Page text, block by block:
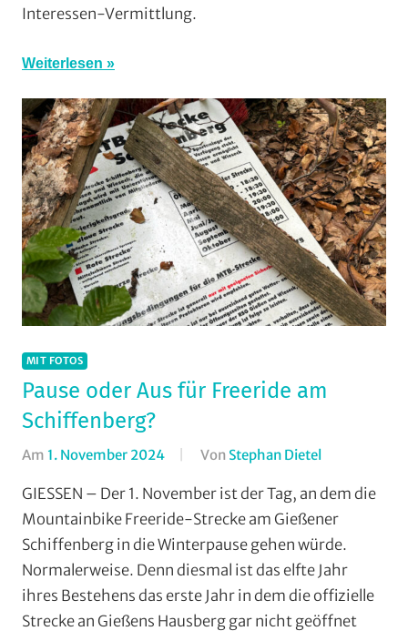
Interessen-Vermittlung.
Weiterlesen
MIT FOTOS
Pause oder Aus für Freeride am
Schiffenberg?
Am 1. November 2024 Von Stephan Dietel
Enduro,
Mit
Fotos
Multimedia
RSG
GIESSEN – Der 1. November ist der Tag, an dem die
Mountainbike Freeride-Strecke am Gießener
Schiffenberg in die Winterpause gehen würde.
Normalerweise. Denn diesmal ist das elfte Jahr
ihres Bestehens das erste Jahr in dem die offizielle
Strecke an Gießens Hausberg gar nicht geöffnet